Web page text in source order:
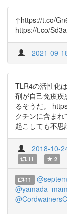
↑https://t.co/
https://t.co/
2021-09-
TLR4の活性化
剤が自己免疫疾
るそうだ。
クチンに含まれ
起こしても不思
2018-10-
11 2
11